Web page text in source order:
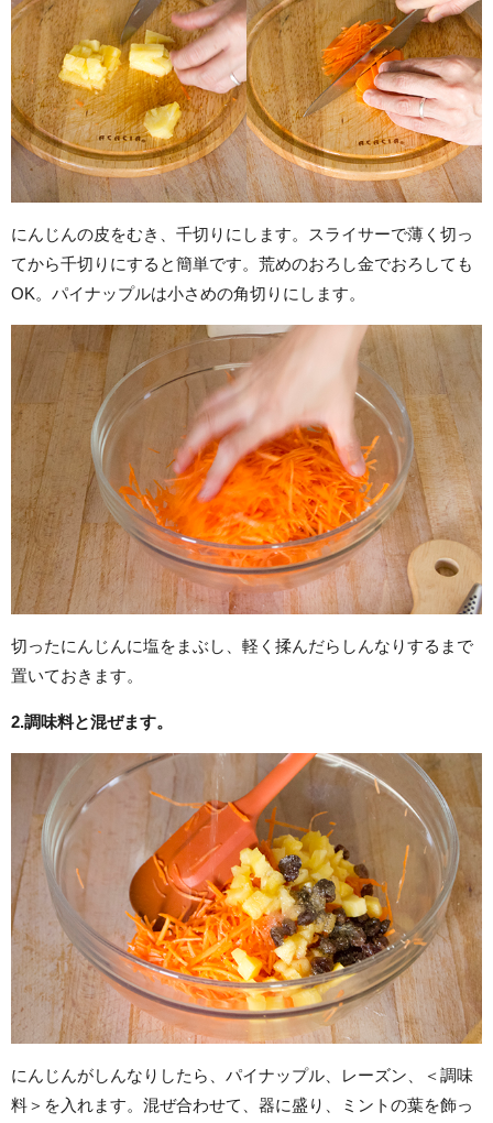
にんじんの皮をむき、千切りにします。スライサーで薄く切っ
てから千切りにすると簡単です。荒めのおろし金でおろしても
OK。パイナップルは小さめの角切りにします。
切ったにんじんに塩をまぶし、軽く揉んだらしんなりするまで
置いておきます。
2.調味料と混ぜます。
にんじんがしんなりしたら、パイナップル、レーズン、＜調味
料＞を入れます。混ぜ合わせて、器に盛り、ミントの葉を飾っ